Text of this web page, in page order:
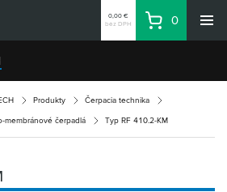
0,00 €
bez DPH
Košík
0
Produkty Čerpacia technika
membránové čerpadlá Typ RF 410.2-KM